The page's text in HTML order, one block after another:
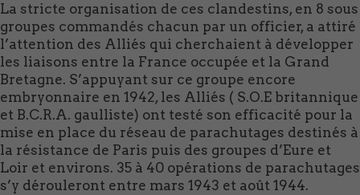
La stricte organisation de ces clandestins, en 8 sous
groupes commandés chacun par un officier, a attiré
l’attention des Alliés qui cherchaient à développer
les liaisons entre la France occupée et la Grand
Bretagne. S’appuyant sur ce groupe encore
embryonnaire en 1942, les Alliés ( S.O.E britannique
et B.C.R.A. gaulliste) ont testé son efficacité pour la
mise en place du réseau de parachutages destinés à
la résistance de Paris puis des groupes d’Eure et
Loir et environs. 35 à 40 opérations de parachutages
s’y dérouleront entre mars 1943 et août 1944.